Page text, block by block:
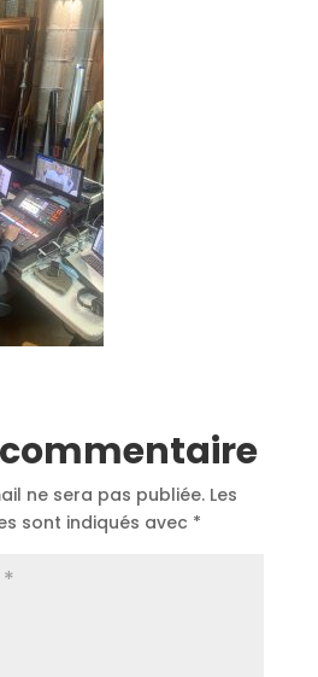
commentaire
ne sera pas publiée. Les
sont indiqués avec *